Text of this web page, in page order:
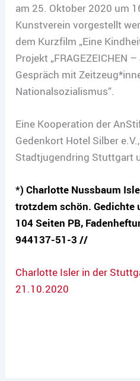
am 25. Oktober 2020 um
Kunstverein vorgestellt
dem Kurzfilm „Eine
Projekt „FRAGEZEICHEN
Gespräch mit
Nationalsozialismus“.
Eine Kooperation der
Gedenkort Hotel Silber
Stadtjugendring Stuttgart
*) Charlotte Nussbaum
trotzdem schön. Gedichte
104 Seiten PB,
944137-51-3 //
Charlotte Isler in der
21.10.2020